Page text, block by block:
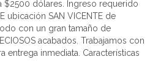
$2500 dólares. Ingreso requerido
ubicación SAN VICENTE de
con un gran tamaño de
acabados. Trabajamos con
entrega inmediata. Características